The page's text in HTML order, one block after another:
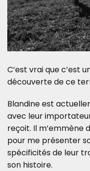
C’est vrai que c’est
découverte de ce
Blandine est
avec leur
reçoit. Il m’emmène
pour me présenter
spécificités de leur
son histoire.